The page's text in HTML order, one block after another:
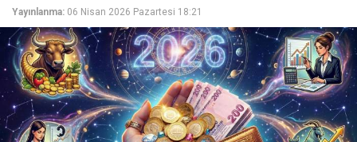
Yayınlanma: 06 Nisan 2026 Pazartesi 18:21